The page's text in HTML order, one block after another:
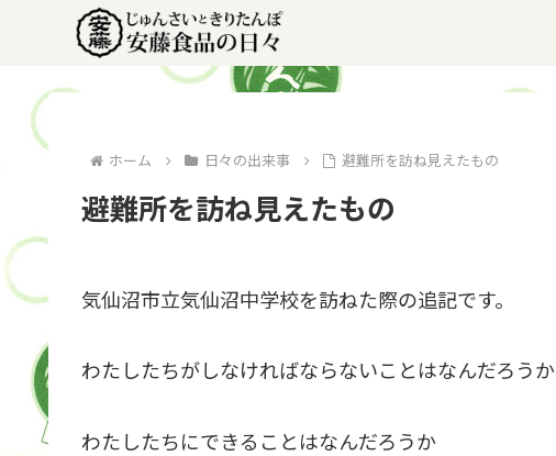
ホーム 日々の出来事 避難所を訪ね見えたもの
避難所を訪ね見えたもの
気仙沼市立気仙沼中学校を訪ねた際の追記です。
わたしたちがしなければならないことはなんだろうか
わたしたちにできることはなんだろうか